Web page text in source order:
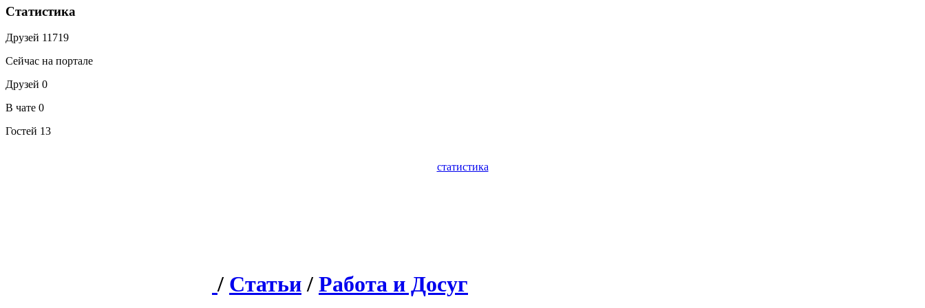
Статистика
Друзей 11719
Сейчас на портале
Друзей 0
В чате 0
Гостей 13
статистика
/ Статьи / Работа и Досуг